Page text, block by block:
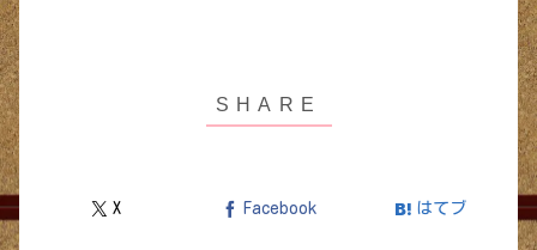
X Facebook はてブ